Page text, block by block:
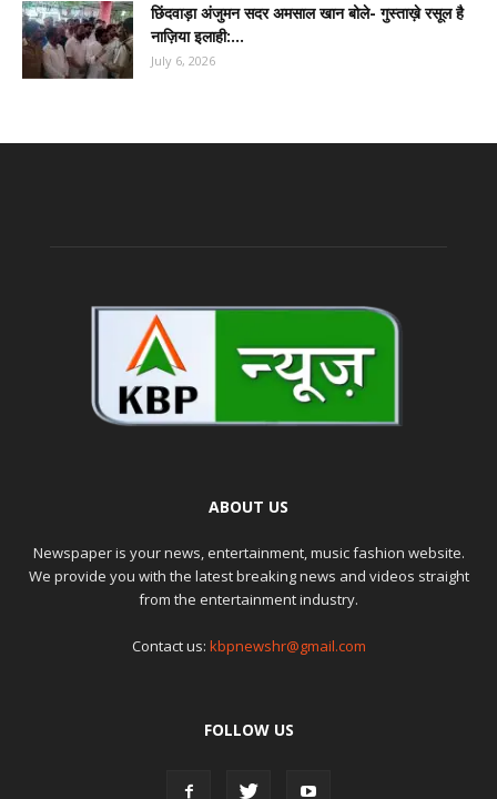
छिंदवाड़ा अंजुमन सदर अमसाल खान बोले- गुस्ताख़े रसूल है
नाज़िया इलाही:...
July 6, 2026
ABOUT US
Newspaper is your news, entertainment, music fashion website.
We provide you with the latest breaking news and videos straight
from the entertainment industry.
Contact us: kbpnewshr@gmail.com
FOLLOW US